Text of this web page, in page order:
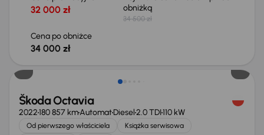
32 000 zł
obniżką
34 500 zł
Cena po obniżce
34 000 zł
Škoda Octavia
2022180 857 kmAutomatDiesel2.0 TDI110 kW
Od pierwszego właściciela
Książka serwisowa